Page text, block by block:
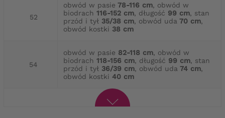
52
obwód w pasie 78-116 cm, obwód w
biodrach 116-152 cm, długość 99 cm, stan
przód i tył 35/38 cm, obwód uda 70 cm,
obwód kostki 38 cm
54
obwód w pasie 82-118 cm, obwód w
biodrach 118-156 cm, długość 99 cm, stan
przód i tył 36/39 cm, obwód uda 74 cm,
obwód kostki 40 cm